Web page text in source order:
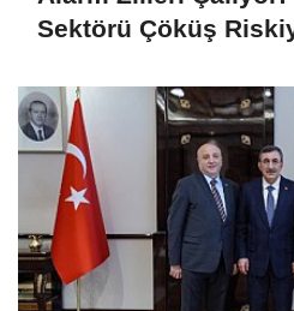
Sektörü Çöküş